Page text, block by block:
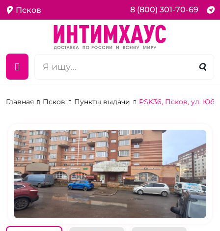
Псков 8 (800) 301-70-69
Главная Псков Пункты выдачи PSK36, Псков, ул.